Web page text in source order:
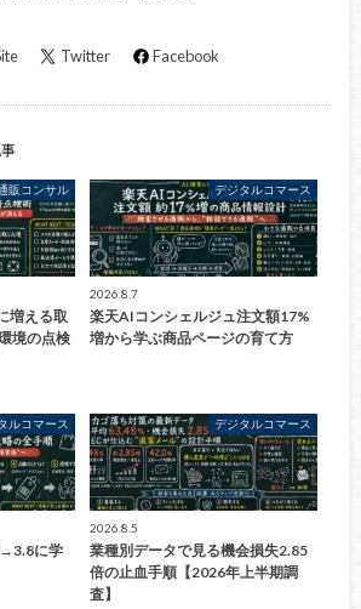
Twitter Facebook
販コンサル
増える取
境の点検
デジタルコマース
2026.8.7
楽天AIコンシェルジュ注文額17%
増から学ぶ商品ページの育て方
ルコマース
に学
デジタルコマース
2026.8.5
業種別データで見る機会損失2.85
倍の止血手順【2026年上半期調
査】